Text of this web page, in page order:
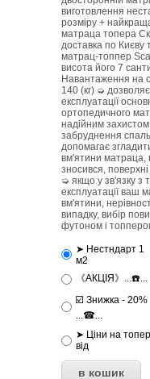
виготовлення
розміру +
матраца топера
доставка по Києву
матрац-топпер
висота його 7
Навантаження на
140 (кг) ➭
експлуатації
ортопедичного
надійним
забруднення
допомагає
вм'ятини матраца,
зносився,
➭ якщо у зв'язку з
експлуатації ваш
вм'ятини,
випадку, вибір
футоном і
➤ Нестндарт 1
м2
《АКЦІЯ》...☎️...
☑️ Знижка - 20%
...☎...
➤ Ціни на топер
від